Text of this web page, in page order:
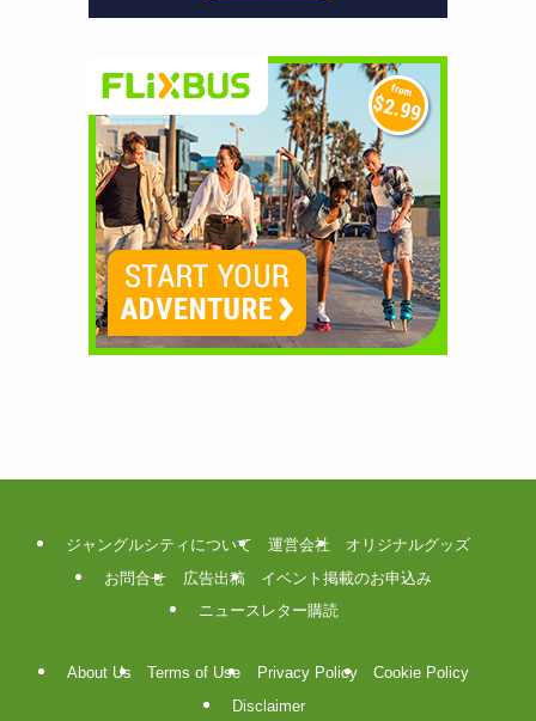
ジャングルシティについて 運営会社
オリジナルグッズ
お問合せ
広告出稿
イベント掲載のお申込み
ニュースレター購読
About Us Terms of Use Privacy Policy
Cookie Policy
Disclaimer